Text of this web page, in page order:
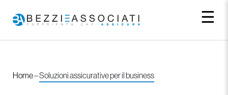
☰
Home–Soluzioni assicurative per il business